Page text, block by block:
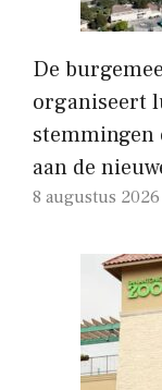
De
organiseert
stemmingen
aan de
8 augustus 2026